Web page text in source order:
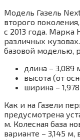
Модель Газель
второго
с 2013 года. Марка
различных
базовой моделью,
длина – 3,089
высота (от
ширина – 1,978
Как и на Газели
предусмотрена
м. Колесная база
варианте – 3,145